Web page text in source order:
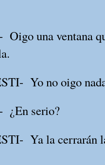
Oigo una ventana
Yo no oigo
¿En serio?
Ya la cerrarán